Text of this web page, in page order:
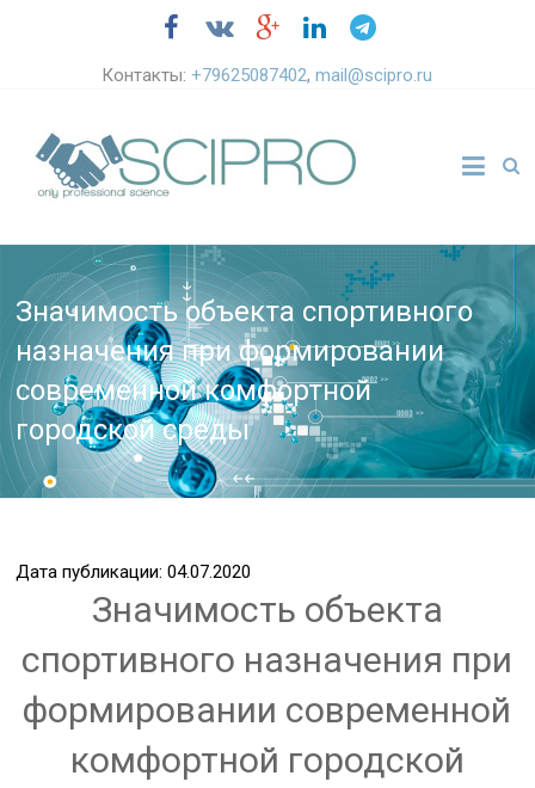
Контакты:+79625087402,mail@scipro.ru
Значимость объекта спортивного
назначения при формировании
современной комфортной
городской среды
Дата публикации: 04.07.2020
Значимость объекта
спортивного назначения при
формировании современной
комфортной городской